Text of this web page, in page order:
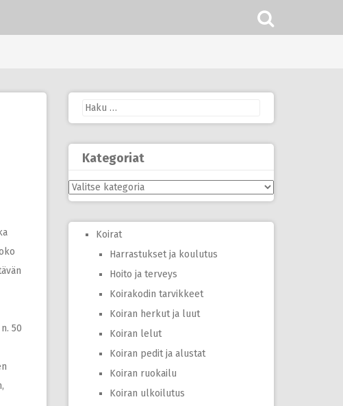
50
Haku:
Kategoriat
Kategoriat
Koirat
Harrastukset ja koulutus
Hoito ja terveys
Koirakodin tarvikkeet
Koiran herkut ja luut
Koiran lelut
Koiran pedit ja alustat
Koiran ruokailu
Koiran ulkoilutus